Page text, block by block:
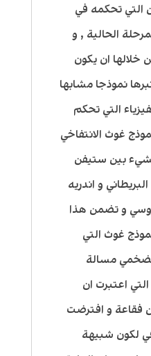
التي تحكمه في
الحالية , و
خلالها ان يكون
نموذجا مشابها
التي تحكم
غوث الانتفاخي
بين ستيفن
و اندريه
و تضمن هذا
غوث التي
مسالة
اعتبرت ان
فقاعة و افترضت
لكون شبيهة